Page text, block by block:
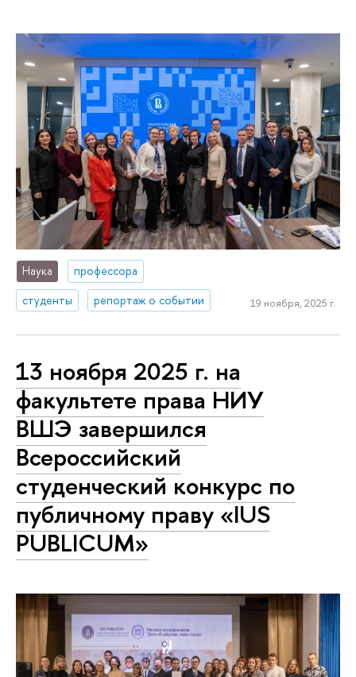
Наука
профессора
студенты
репортаж о событии 19 ноября, 2025 г.
13 ноября 2025 г. на
факультете права НИУ
ВШЭ завершился
Всероссийский
студенческий конкурс по
публичному праву «IUS
PUBLICUM»